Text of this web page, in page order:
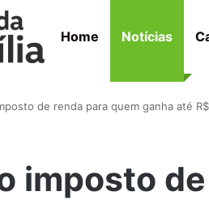
Home Notícias
de renda para quem ganha até
imposto